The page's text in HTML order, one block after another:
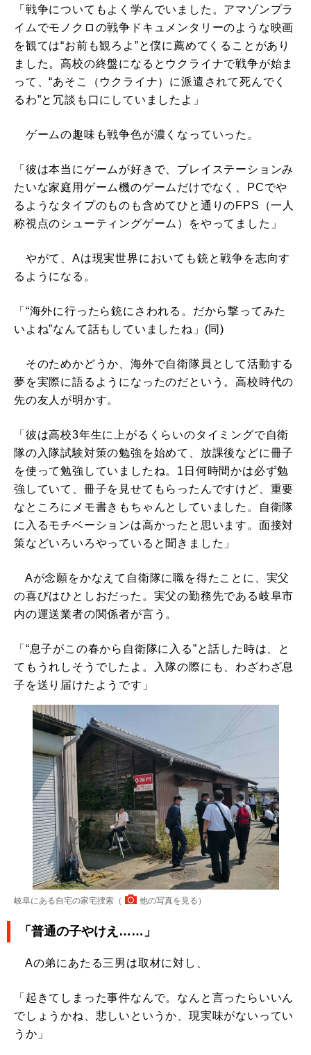
「戦争についてもよく学んでいました。アマゾンプラ
イムでモノクロの戦争ドキュメンタリーのような映画
を観ては“お前も観ろよ”と僕に薦めてくることがあり
ました。高校の終盤になるとウクライナで戦争が始ま
って、“あそこ（ウクライナ）に派遣されて死んでく
るわ”と冗談も口にしていましたよ」
ゲームの趣味も戦争色が濃くなっていった。
「彼は本当にゲームが好きで、プレイステーションみ
たいな家庭用ゲーム機のゲームだけでなく、PCでや
るようなタイプのものも含めてひと通りのFPS（一人
称視点のシューティングゲーム）をやってました」
やがて、Aは現実世界においても銃と戦争を志向す
るようになる。
「“海外に行ったら銃にさわれる。だから撃ってみた
いよね”なんて話もしていましたね」(同)
そのためかどうか、海外で自衛隊員として活動する
夢を実際に語るようになったのだという。高校時代の
先の友人が明かす。
「彼は高校3年生に上がるくらいのタイミングで自衛
隊の入隊試験対策の勉強を始めて、放課後などに冊子
を使って勉強していましたね。1日何時間かは必ず勉
強していて、冊子を見せてもらったんですけど、重要
なところにメモ書きもちゃんとしていました。自衛隊
に入るモチベーションは高かったと思います。面接対
策などいろいろやっていると聞きました」
Aが念願をかなえて自衛隊に職を得たことに、実父
の喜びはひとしおだった。実父の勤務先である岐阜市
内の運送業者の関係者が言う。
「“息子がこの春から自衛隊に入る”と話した時は、と
てもうれしそうでしたよ。入隊の際にも、わざわざ息
子を送り届けたようです」
岐阜にある自宅の家宅捜索（ 他の写真を見る ）
「普通の子やけえ……」
Aの弟にあたる三男は取材に対し、
「起きてしまった事件なんで。なんと言ったらいいん
でしょうかね、悲しいというか、現実味がないってい
うか」